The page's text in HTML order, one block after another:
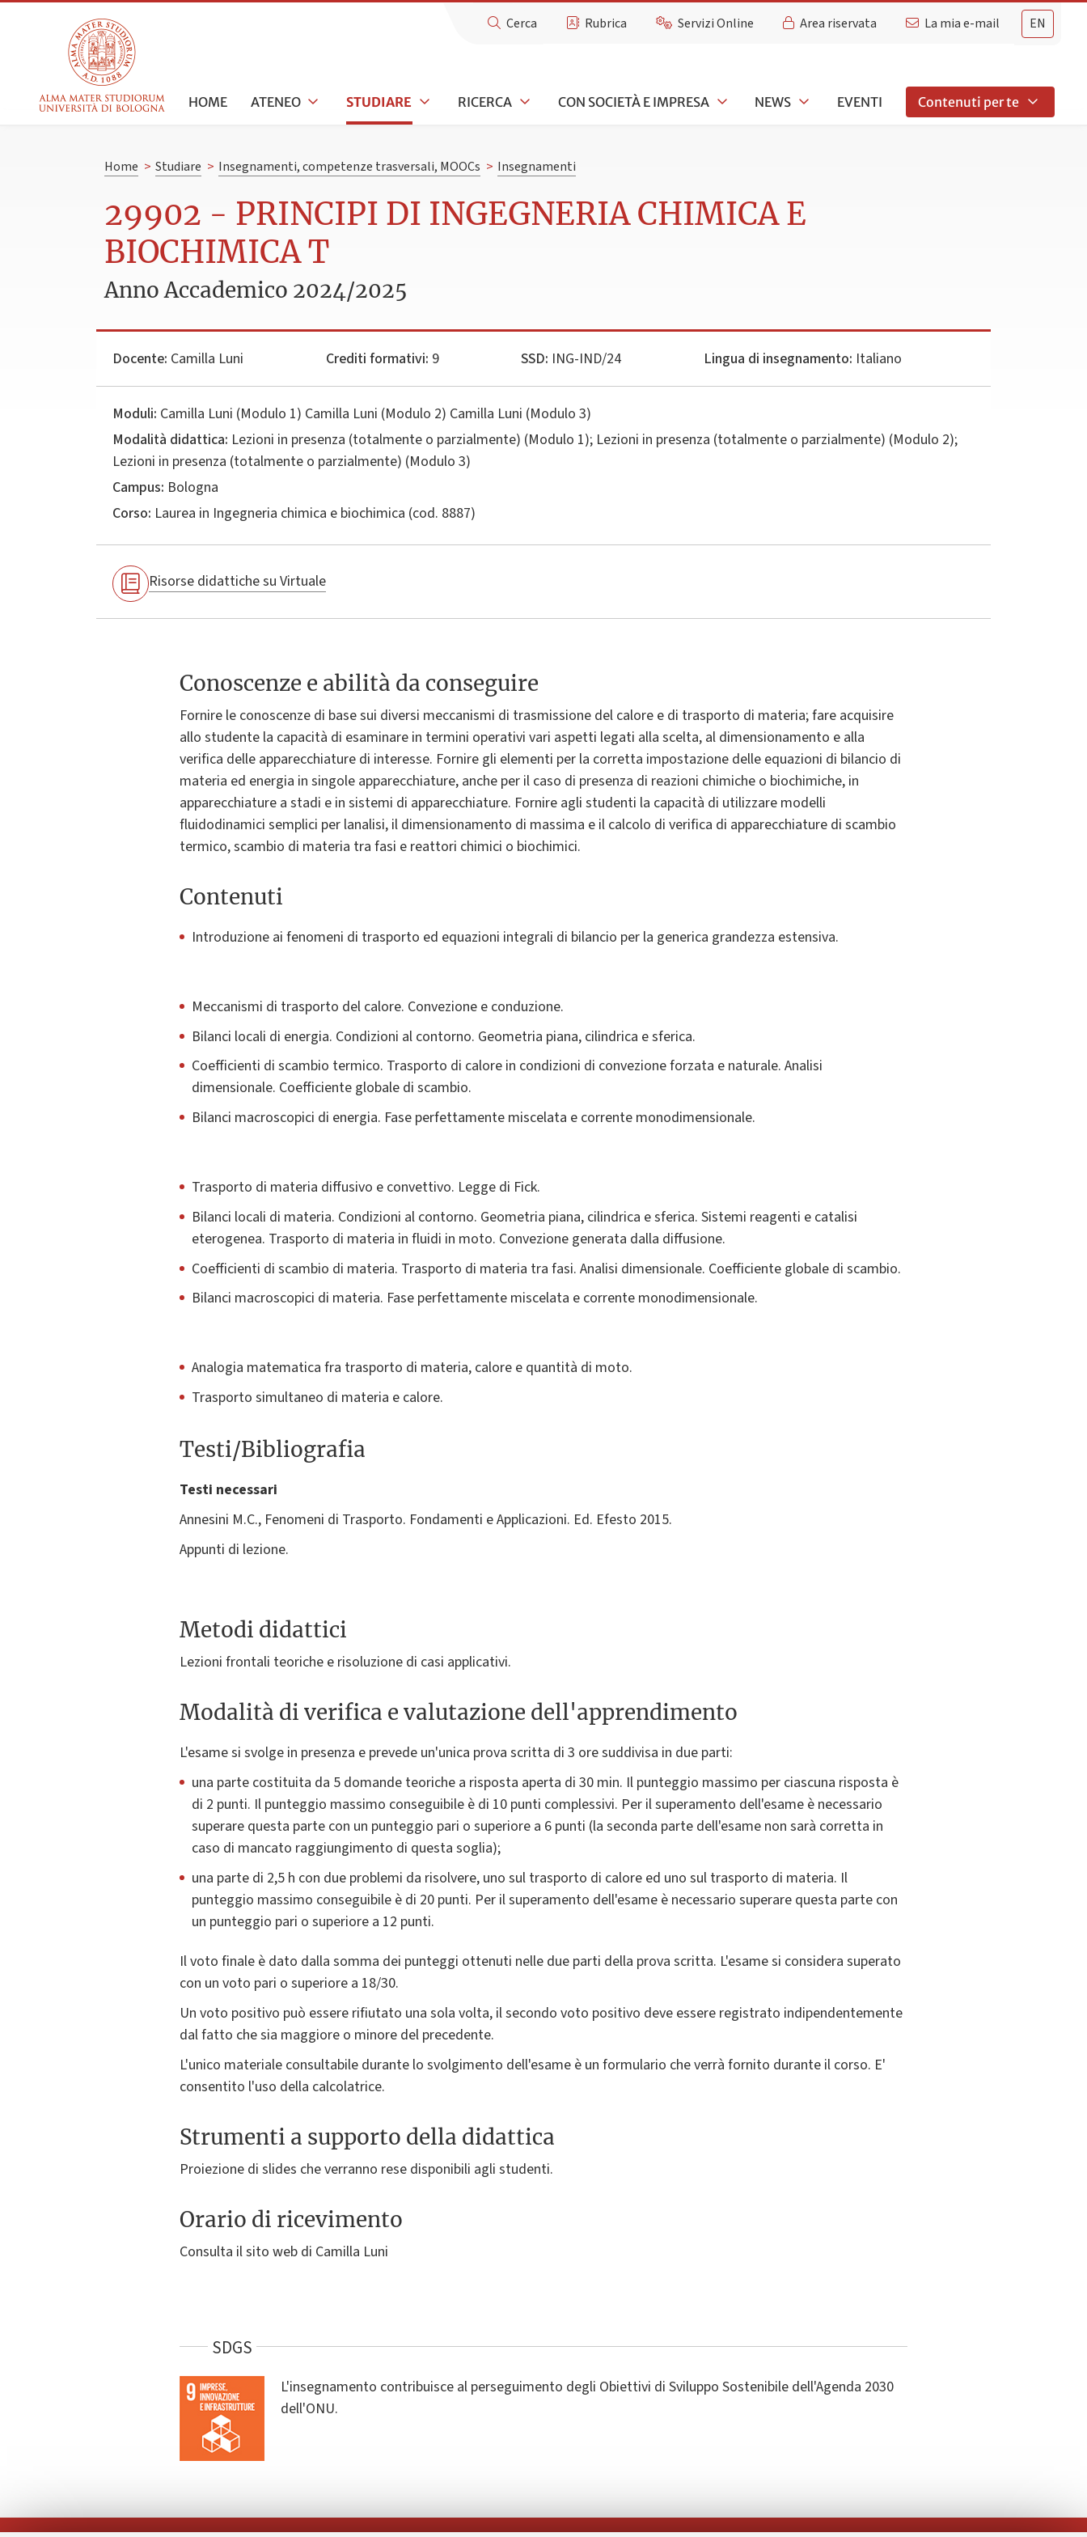
EN
Cerca Rubrica Servizi Online Area riservata La mia e-mail
HOME ATENEO STUDIARE RICERCA CON SOCIETÀ E IMPRESA NEWS EVENTI Contenuti per te
Home > Studiare > Insegnamenti, competenze trasversali, MOOCs > Insegnamenti
29902 - PRINCIPI DI INGEGNERIA CHIMICA E
BIOCHIMICA T
Anno Accademico 2024/2025
Docente: Camilla Luni Crediti formativi: 9 SSD: ING-IND/24 Lingua di insegnamento: Italiano
Moduli: Camilla Luni (Modulo 1) Camilla Luni (Modulo 2) Camilla Luni (Modulo 3)
Modalità didattica: Lezioni in presenza (totalmente o parzialmente) (Modulo 1); Lezioni in presenza (totalmente o parzialmente) (Modulo 2);
Lezioni in presenza (totalmente o parzialmente) (Modulo 3)
Campus: Bologna
Corso: Laurea in Ingegneria chimica e biochimica (cod. 8887)
Risorse didattiche su Virtuale
Conoscenze e abilità da conseguire
Fornire le conoscenze di base sui diversi meccanismi di trasmissione del calore e di trasporto di materia; fare acquisire
allo studente la capacità di esaminare in termini operativi vari aspetti legati alla scelta, al dimensionamento e alla
verifica delle apparecchiature di interesse. Fornire gli elementi per la corretta impostazione delle equazioni di bilancio di
materia ed energia in singole apparecchiature, anche per il caso di presenza di reazioni chimiche o biochimiche, in
apparecchiature a stadi e in sistemi di apparecchiature. Fornire agli studenti la capacità di utilizzare modelli
fluidodinamici semplici per lanalisi, il dimensionamento di massima e il calcolo di verifica di apparecchiature di scambio
termico, scambio di materia tra fasi e reattori chimici o biochimici.
Contenuti
Introduzione ai fenomeni di trasporto ed equazioni integrali di bilancio per la generica grandezza estensiva.
Meccanismi di trasporto del calore. Convezione e conduzione.
Bilanci locali di energia. Condizioni al contorno. Geometria piana, cilindrica e sferica.
Coefficienti di scambio termico. Trasporto di calore in condizioni di convezione forzata e naturale. Analisi
dimensionale. Coefficiente globale di scambio.
Bilanci macroscopici di energia. Fase perfettamente miscelata e corrente monodimensionale.
Trasporto di materia diffusivo e convettivo. Legge di Fick.
Bilanci locali di materia. Condizioni al contorno. Geometria piana, cilindrica e sferica. Sistemi reagenti e catalisi
eterogenea. Trasporto di materia in fluidi in moto. Convezione generata dalla diffusione.
Coefficienti di scambio di materia. Trasporto di materia tra fasi. Analisi dimensionale. Coefficiente globale di scambio.
Bilanci macroscopici di materia. Fase perfettamente miscelata e corrente monodimensionale.
Analogia matematica fra trasporto di materia, calore e quantità di moto.
Trasporto simultaneo di materia e calore.
Testi/Bibliografia
Testi necessari
Annesini M.C., Fenomeni di Trasporto. Fondamenti e Applicazioni. Ed. Efesto 2015.
Appunti di lezione.
Metodi didattici
Lezioni frontali teoriche e risoluzione di casi applicativi.
Modalità di verifica e valutazione dell'apprendimento
L'esame si svolge in presenza e prevede un'unica prova scritta di 3 ore suddivisa in due parti:
una parte costituita da 5 domande teoriche a risposta aperta di 30 min. Il punteggio massimo per ciascuna risposta è
di 2 punti. Il punteggio massimo conseguibile è di 10 punti complessivi. Per il superamento dell'esame è necessario
superare questa parte con un punteggio pari o superiore a 6 punti (la seconda parte dell'esame non sarà corretta in
caso di mancato raggiungimento di questa soglia);
una parte di 2,5 h con due problemi da risolvere, uno sul trasporto di calore ed uno sul trasporto di materia. Il
punteggio massimo conseguibile è di 20 punti. Per il superamento dell'esame è necessario superare questa parte con
un punteggio pari o superiore a 12 punti.
Il voto finale è dato dalla somma dei punteggi ottenuti nelle due parti della prova scritta. L'esame si considera superato
con un voto pari o superiore a 18/30.
Un voto positivo può essere rifiutato una sola volta, il secondo voto positivo deve essere registrato indipendentemente
dal fatto che sia maggiore o minore del precedente.
L'unico materiale consultabile durante lo svolgimento dell'esame è un formulario che verrà fornito durante il corso. E'
consentito l'uso della calcolatrice.
Strumenti a supporto della didattica
Proiezione di slides che verranno rese disponibili agli studenti.
Orario di ricevimento
Consulta il sito web di Camilla Luni
SDGS
L'insegnamento contribuisce al perseguimento degli Obiettivi di Sviluppo Sostenibile dell'Agenda 2030
dell'ONU.